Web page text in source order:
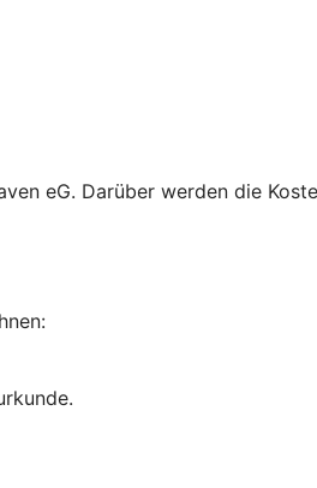
eG. Darüber werden die